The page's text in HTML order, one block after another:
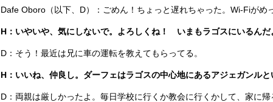
Dafe Oboro（以下、D）：ごめん！ちょっと遅れちゃった。Wi-Fiがめ
H：いやいや、気にしないで。よろしくね！ いまもラゴスにいるんだ
D：そう！最近は兄に車の運転を教えてもらってる。
H：いいね、仲良し。ダーフェはラゴスの中心地にあるアジェガンル
D：両親は厳しかったよ。毎日学校に行くか教会に行くかして、家に